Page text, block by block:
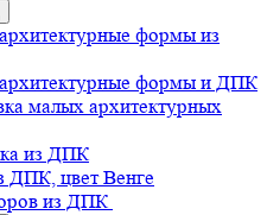
формы из
формы и ДПК
малых архитектурных
из ДПК
цвет Венге
из ДПК